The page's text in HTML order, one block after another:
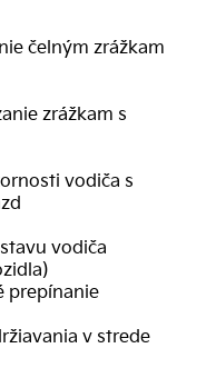
čelným zrážkam
zrážkam s
vodiča s
vodiča
prepínanie
v strede